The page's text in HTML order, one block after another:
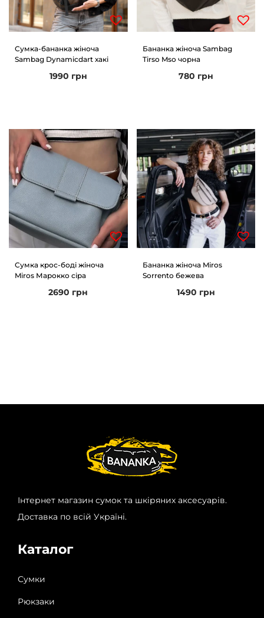
Сумка-бананка жіноча
Sambag Dynamicdart хакі
1990 грн
Бананка жіноча Sambag
Tirso Mso чорна
780 грн
Сумка крос-боді жіноча
Miros Марокко сіра
2690 грн
Бананка жіноча Miros
Sorrento бежева
1490 грн
Інтернет магазин сумок та шкіряних аксесуарів.
Доставка по всій Україні.
Каталог
Сумки
Рюкзаки